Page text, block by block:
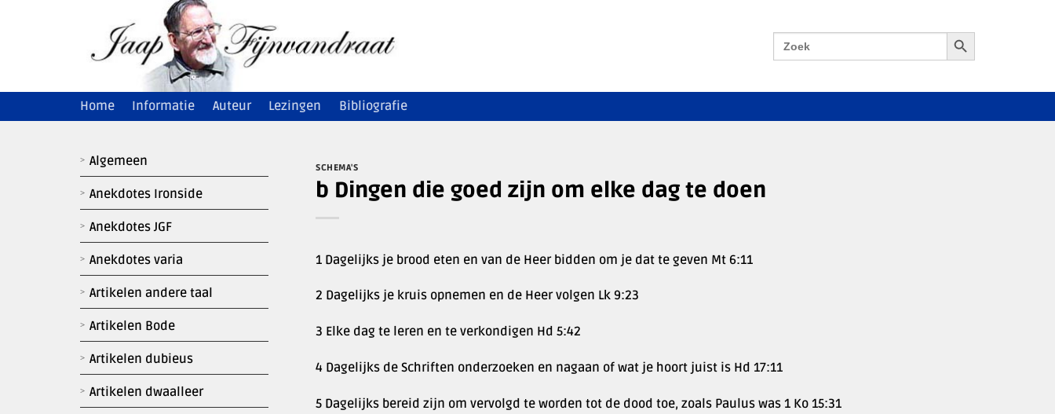
Zoek
naar:
Zoekknop
Home Informatie Auteur Lezingen Bibliografie
Algemeen
Anekdotes Ironside
Anekdotes JGF
Anekdotes varia
Artikelen andere taal
Artikelen Bode
Artikelen dubieus
Artikelen dwaalleer
SCHEMA'S
b Dingen die goed zijn om elke dag te doen
1 Dagelijks je brood eten en van de Heer bidden om je dat te geven Mt 6:11
2 Dagelijks je kruis opnemen en de Heer volgen Lk 9:23
3 Elke dag te leren en te verkondigen Hd 5:42
4 Dagelijks de Schriften onderzoeken en nagaan of wat je hoort juist is Hd 17:11
5 Dagelijks bereid zijn om vervolgd te worden tot de dood toe, zoals Paulus was 1 Ko 15:31